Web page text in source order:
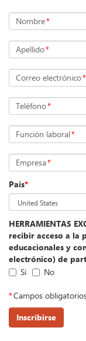
Nombre*
Apellido*
Correo electrónico*
Teléfono*
Función laboral*
Empresa*
País*
HERRAMIENTAS
recibir acceso a la
educacionales y
electrónico) de
Si
No
*Campos
Inscribirse